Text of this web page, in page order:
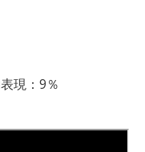
現：9％